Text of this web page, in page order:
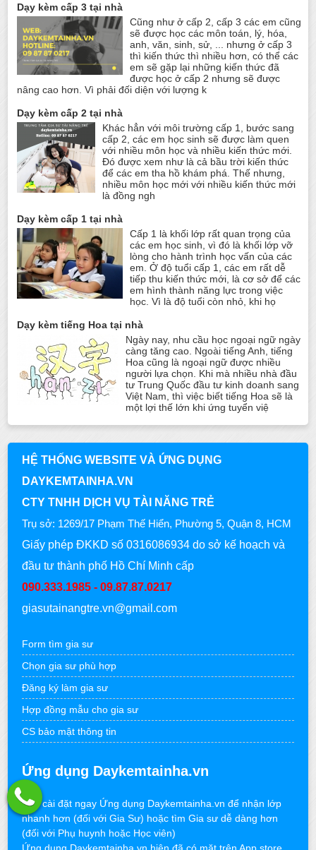
Dạy kèm cấp 3 tại nhà
Cũng như ở cấp 2, cấp 3 các em cũng
sẽ được học các môn toán, lý, hóa,
anh, văn, sinh, sử, ... nhưng ở cấp 3
thì kiến thức thì nhiều hơn, có thể các
em sẽ gặp lại những kiến thức đã
được học ở cấp 2 nhưng sẽ được
nâng cao hơn. Vì phải đối diện với lượng k
Dạy kèm cấp 2 tại nhà
Khác hẳn với môi trường cấp 1, bước sang
cấp 2, các em học sinh sẽ được làm quen
với nhiều môn học và nhiều kiến thức mới.
Đó được xem như là cả bầu trời kiến thức
để các em tha hồ khám phá. Thế nhưng,
nhiều môn học mới với nhiều kiến thức mới
là đồng ngh
Dạy kèm cấp 1 tại nhà
Cấp 1 là khối lớp rất quan trọng của
các em học sinh, vì đó là khối lớp vỡ
lòng cho hành trình học vấn của các
em. Ở độ tuổi cấp 1, các em rất dễ
tiếp thu kiến thức mới, là cơ sở để các
em hình thành năng lực trong việc
học. Vì là độ tuổi còn nhỏ, khi họ
Dạy kèm tiếng Hoa tại nhà
Ngày nay, nhu cầu học ngoại ngữ ngày
càng tăng cao. Ngoài tiếng Anh, tiếng
Hoa cũng là ngoại ngữ được nhiều
người lựa chọn. Khi mà nhiều nhà đầu
tư Trung Quốc đầu tư kinh doanh sang
Việt Nam, thì việc biết tiếng Hoa sẽ là
một lợi thế lớn khi ứng tuyển việ
HỆ THỐNG WEBSITE VÀ ỨNG DỤNG
DAYKEMTAINHA.VN
CTY TNHH DỊCH VỤ TÀI NĂNG TRẺ
Trụ sở: 1269/17 Phạm Thế Hiển, Phường 5, Quận 8, HCM
Giấy phép ĐKKD số 0316086934 do sở kế hoạch và
đầu tư thành phố Hồ Chí Minh cấp
090.333.1985 - 09.87.87.0217
giasutainangtre.vn@gmail.com
Form tìm gia sư
Chọn gia sư phù hợp
Đăng ký làm gia sư
Hợp đồng mẫu cho gia sư
CS bảo mật thông tin
Ứng dụng Daykemtainha.vn
Hãy cài đặt ngay Ứng dụng Daykemtainha.vn để nhận lớp
nhanh hơn (đối với Gia Sư) hoặc tìm Gia sư dễ dàng hơn
(đối với Phụ huynh hoặc Học viên)